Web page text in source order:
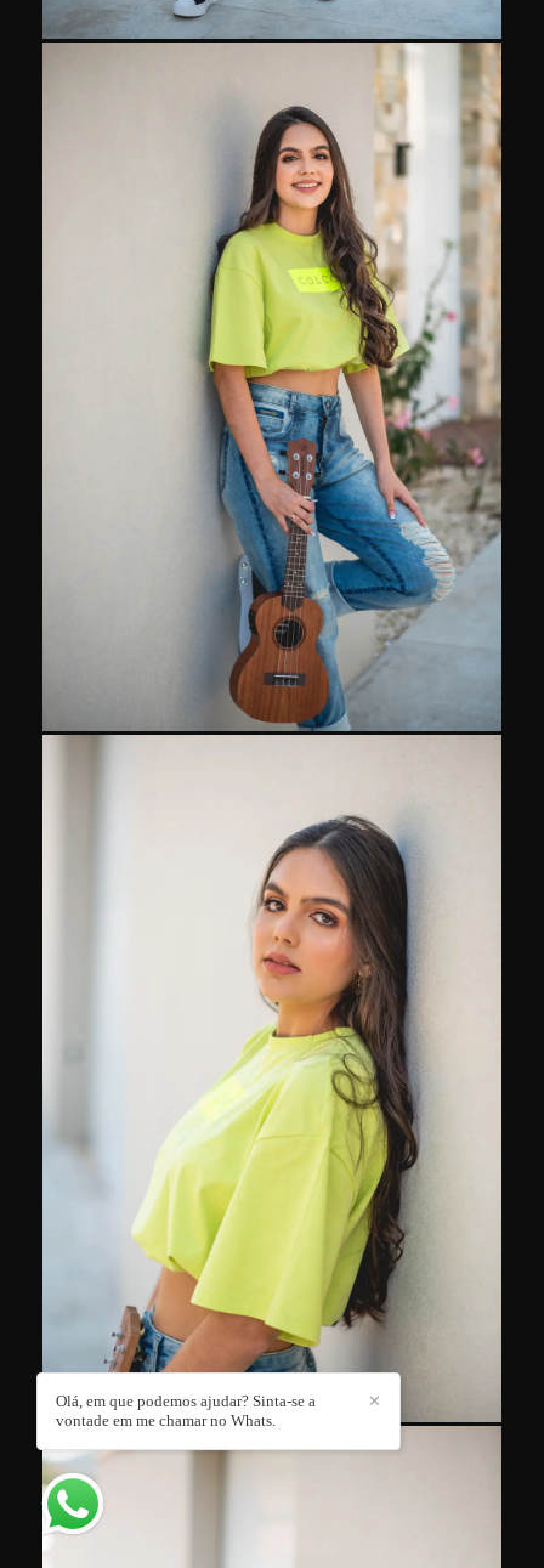
✕
Olá, em que podemos ajudar? Sinta-se a
vontade em me chamar no Whats.